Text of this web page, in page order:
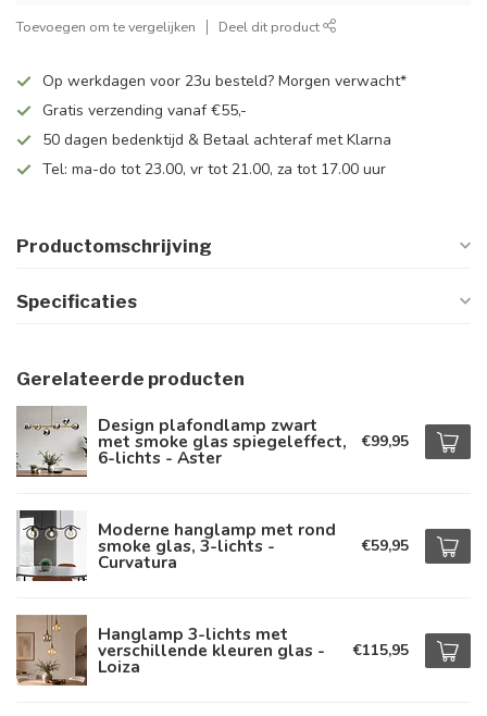
Toevoegen om te vergelijken Deel dit product
Op werkdagen voor 23u besteld? Morgen verwacht*
Gratis verzending vanaf €55,-
50 dagen bedenktijd & Betaal achteraf met Klarna
Tel: ma-do tot 23.00, vr tot 21.00, za tot 17.00 uur
Productomschrijving
Specificaties
Gerelateerde producten
Design plafondlamp zwart
met smoke glas spiegeleffect,
6-lichts - Aster
€99,95
Moderne hanglamp met rond
smoke glas, 3-lichts -
Curvatura
€59,95
Hanglamp 3-lichts met
verschillende kleuren glas -
Loiza
€115,95